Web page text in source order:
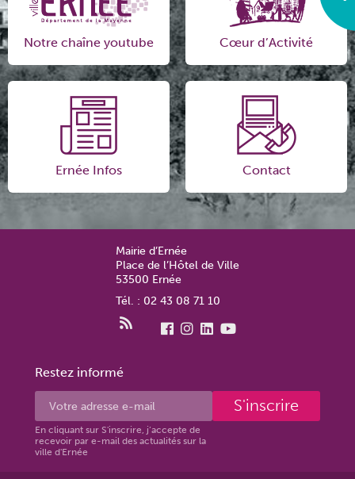
Notre chaîne youtube Cœur d’Activité
Ernée Infos Contact
Mairie d’Ernée
Place de l’Hôtel de Ville
53500 Ernée
Tél. : 02 43 08 71 10
Restez informé
En cliquant sur S'inscrire, j’accepte de
recevoir par e-mail des actualités sur la
ville d'Ernée
S'inscrire